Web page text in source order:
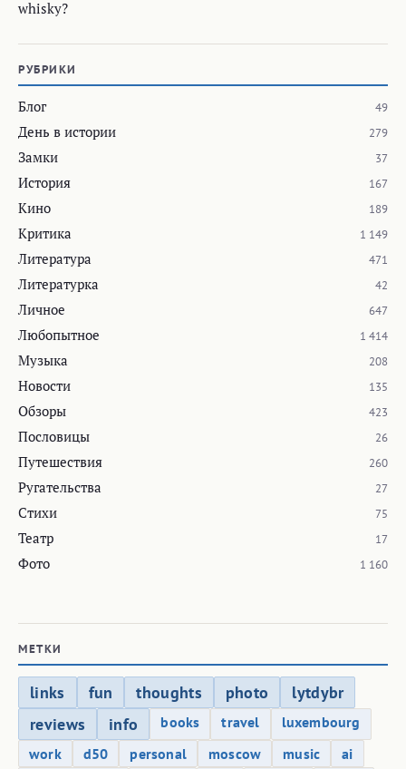
whisky?
РУБРИКИ
Блог 49
День в истории 279
Замки 37
История 167
Кино 189
Критика 1 149
Литература 471
Литературка 42
Личное 647
Любопытное 1 414
Музыка 208
Новости 135
Обзоры 423
Пословицы 26
Путешествия 260
Ругательства 27
Стихи 75
Театр 17
Фото 1 160
МЕТКИ
links fun thoughts photo
lytdybr
reviews
info books travel
luxembourg
work
d50 personal moscow music
ai